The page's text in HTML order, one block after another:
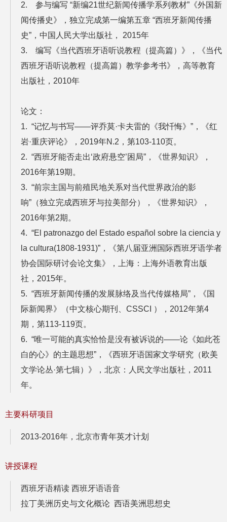
2. 参与编写 “新编21世纪新闻传播学系列教材”《外国新
闻传播史》，独立完成第一编第五章 “西班牙新闻传播
史”，中国人民大学出版社， 2015年
3. 编写《当代西班牙语听说教程（提高篇）》，《当代
西班牙语听说教程（提高篇）教学参考书》，高等教育
出版社，2010年
论文：
1. “记忆与书写——评乔莫·卡夫雷的《我忏悔》”，《红
岩·重庆评论》，2019年N.2，第103-110页。
2. “西班牙能否走出‘政府悬空’困局”，《世界知识》，
2016年第19期。
3. “前宗主国与前殖民地关系对当代世界政治的影
响”（独立完成西班牙与拉美部分），《世界知识》，
2016年第2期。
4. “El patronazgo del Estado español sobre la ciencia y
la cultura(1808-1931)”，《第八届亚洲国际西班牙语学者
协会国际研讨会论文集》，上海：上海外语教育出版
社，2015年。
5. “西班牙新闻传播的发展脉络及当代传媒格局”，《国
际新闻界》（中文核心期刊、CSSCI ），2012年第4
期，第113-119页。
6. “唯一可能的真实恰恰是没有被诉说的——论《如此苍
白的心》的主题思想”，《西班牙语国家文学研究（欧美
文学论丛·第七辑）》，北京：人民文学出版社，2011
年。
主要科研项目
2013-2016年，北京市青年英才计划
讲授课程
西班牙语精读 西班牙语语音
拉丁美洲历史与文化概论 西语美洲思想史